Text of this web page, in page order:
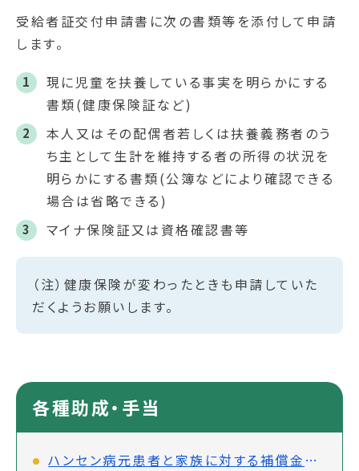
受給者証交付申請書に次の書類等を添付して申請
します。
現に児童を扶養している事実を明らかにする
書類(健康保険証など)
本人又はその配偶者若しくは扶養義務者のう
ち主として生計を維持する者の所得の状況を
明らかにする書類(公簿などにより確認できる
場合は省略できる)
マイナ保険証又は資格確認書等
（注）健康保険が変わったときも申請していた
だくようお願いします。
各種助成・手当
ハンセン病元患者と家族に対する補償金制度について